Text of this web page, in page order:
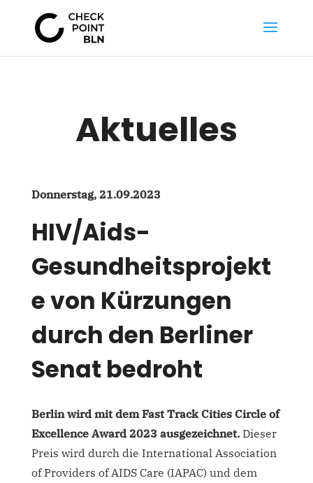
Aktuelles
Donnerstag, 21.09.2023
HIV/Aids-
Gesundheitsprojekt
e von Kürzungen
durch den Berliner
Senat bedroht
Berlin wird mit dem Fast Track Cities Circle of
Excellence Award 2023 ausgezeichnet.Dieser
Preis wird durch die International Association
of Providers of AIDS Care (IAPAC) und dem